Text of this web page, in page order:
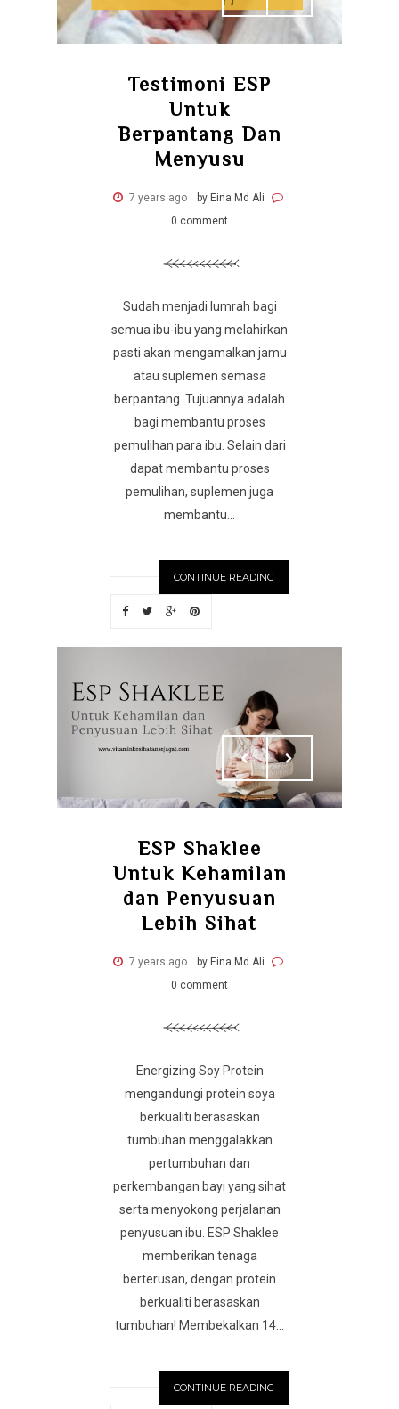
Testimoni ESP
Untuk
Berpantang Dan
Menyusu
7 years ago
by Eina Md Ali
0 comment
Sudah menjadi lumrah bagi
semua ibu-ibu yang melahirkan
pasti akan mengamalkan jamu
atau suplemen semasa
berpantang. Tujuannya adalah
bagi membantu proses
pemulihan para ibu. Selain dari
dapat membantu proses
pemulihan, suplemen juga
membantu...
CONTINUE READING
ESP Shaklee
Untuk Kehamilan
dan Penyusuan
Lebih Sihat
7 years ago
by Eina Md Ali
0 comment
Energizing Soy Protein
mengandungi protein soya
berkualiti berasaskan
tumbuhan menggalakkan
pertumbuhan dan
perkembangan bayi yang sihat
serta menyokong perjalanan
penyusuan ibu. ESP Shaklee
memberikan tenaga
berterusan, dengan protein
berkualiti berasaskan
tumbuhan! Membekalkan 14...
CONTINUE READING